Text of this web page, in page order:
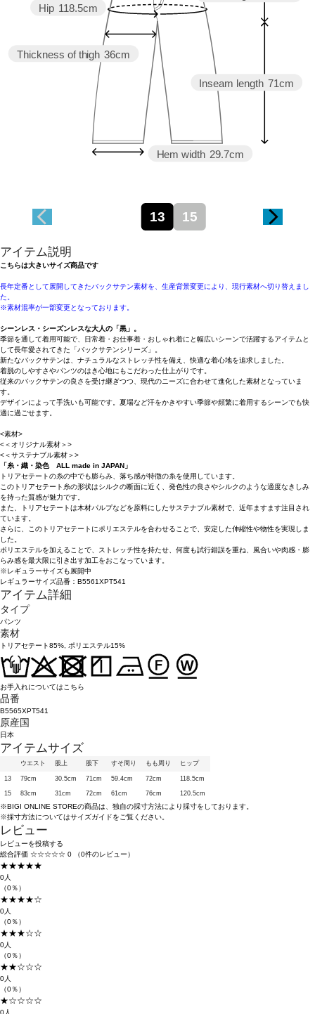
Inseam length 71cm
Hem width 29.7cm
Thickness of thigh 36cm
Hip 118.5cm
13 15
アイテム説明
こちらは大きいサイズ商品です
長年定番として展開してきたバックサテン素材を、生産背景変更により、現行素材へ切り替えまし
た。
※素材混率が一部変更となっております。
シーンレス・シーズンレスな大人の「黒」。
季節を通して着用可能で、日常着・お仕事着・おしゃれ着にと幅広いシーンで活躍するアイテムと
して長年愛されてきた「バックサテンシリーズ」。
新たなバックサテンは、ナチュラルなストレッチ性を備え、快適な着心地を追求しました。
着脱のしやすさやパンツのはき心地にもこだわった仕上がりです。
従来のバックサテンの良さを受け継ぎつつ、現代のニーズに合わせて進化した素材となっていま
す。
デザインによって手洗いも可能です。夏場など汗をかきやすい季節や頻繁に着用するシーンでも快
適に過ごせます。
<素材>
<＜オリジナル素材＞>
<＜サステナブル素材＞>
「糸・織・染色 ALL made in JAPAN」
トリアセテートの糸の中でも膨らみ、落ち感が特徴の糸を使用しています。
このトリアセテート糸の形状はシルクの断面に近く、発色性の良さやシルクのような適度なきしみ
を持った質感が魅力です。
また、トリアセテートは木材パルプなどを原料にしたサステナブル素材で、近年ますます注目され
ています。
さらに、このトリアセテートにポリエステルを合わせることで、安定した伸縮性や物性を実現しま
した。
ポリエステルを加えることで、ストレッチ性を持たせ、何度も試行錯誤を重ね、風合いや肉感・膨
らみ感を最大限に引き出す加工をおこなっています。
※レギュラーサイズも展開中
レギュラーサイズ品番：B5561XPT541
アイテム詳細
タイプ
パンツ
素材
トリアセテート85%, ポリエステル15%
お手入れについてはこちら
品番
B5565XPT541
原産国
日本
アイテムサイズ
ウエスト 股上 股下 すそ周り もも周り ヒップ
13 79cm 30.5cm 71cm 59.4cm 72cm 118.5cm
15 83cm 31cm 72cm 61cm 76cm 120.5cm
※BIGI ONLINE STOREの商品は、独自の採寸方法により採寸をしております。
※採寸方法についてはサイズガイドをご覧ください。
レビュー
レビューを投稿する
総合評価 ☆☆☆☆☆ 0 （0件のレビュー）
★★★★★
0人
（0％）
★★★★☆
0人
（0％）
★★★☆☆
0人
（0％）
★★☆☆☆
0人
（0％）
★☆☆☆☆